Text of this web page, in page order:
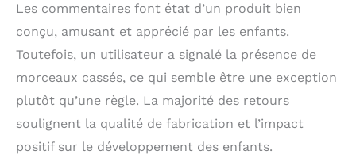
Les commentaires font état d’un produit bien
conçu, amusant et apprécié par les enfants.
Toutefois, un utilisateur a signalé la présence de
morceaux cassés, ce qui semble être une exception
plutôt qu’une règle. La majorité des retours
soulignent la qualité de fabrication et l’impact
positif sur le développement des enfants.